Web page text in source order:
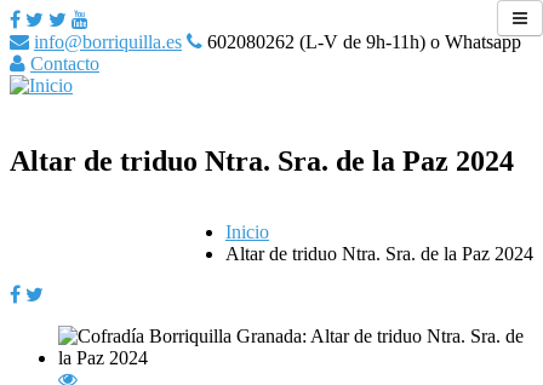
info@borriquilla.es
602080262 (L-V de 9h-11h) o Whatsapp
Contacto
Altar de triduo Ntra. Sra. de la Paz 2024
Inicio
Altar de triduo Ntra. Sra. de la Paz 2024